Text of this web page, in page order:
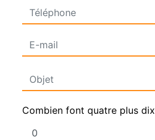
Combien font quatre plus dix